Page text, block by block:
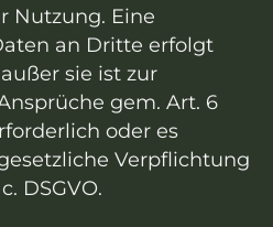
Nutzung. Eine
an Dritte erfolgt
sie ist zur
gem. Art. 6
oder es
Verpflichtung
DSGVO.